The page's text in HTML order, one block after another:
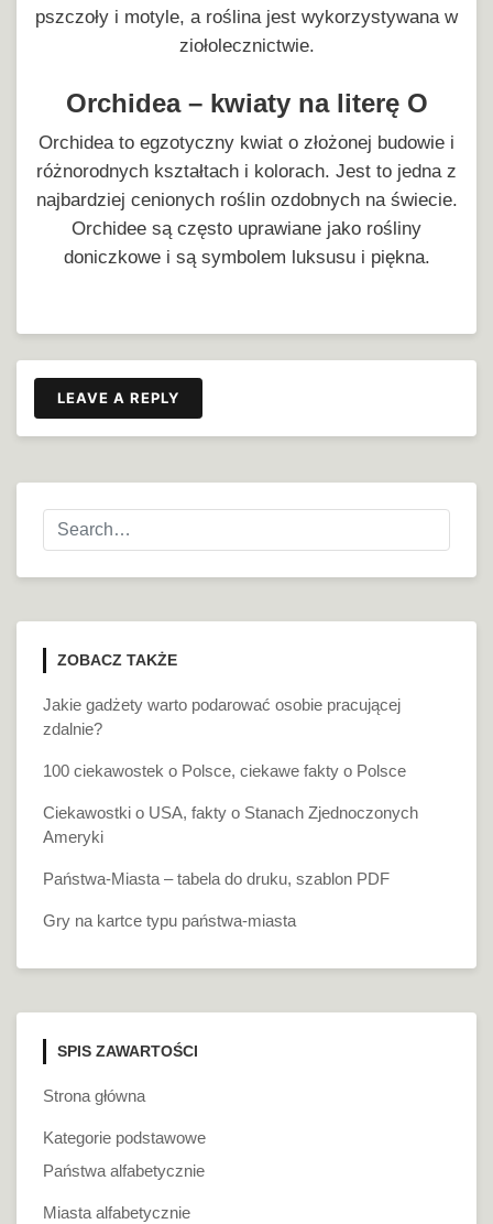
pszczoły i motyle, a roślina jest wykorzystywana w
ziołolecznictwie.
Orchidea – kwiaty na literę O
Orchidea to egzotyczny kwiat o złożonej budowie i
różnorodnych kształtach i kolorach. Jest to jedna z
najbardziej cenionych roślin ozdobnych na świecie.
Orchidee są często uprawiane jako rośliny
doniczkowe i są symbolem luksusu i piękna.
LEAVE A REPLY
ZOBACZ TAKŻE
Jakie gadżety warto podarować osobie pracującej
zdalnie?
100 ciekawostek o Polsce, ciekawe fakty o Polsce
Ciekawostki o USA, fakty o Stanach Zjednoczonych
Ameryki
Państwa-Miasta – tabela do druku, szablon PDF
Gry na kartce typu państwa-miasta
SPIS ZAWARTOŚCI
Strona główna
Kategorie podstawowe
Państwa alfabetycznie
Miasta alfabetycznie